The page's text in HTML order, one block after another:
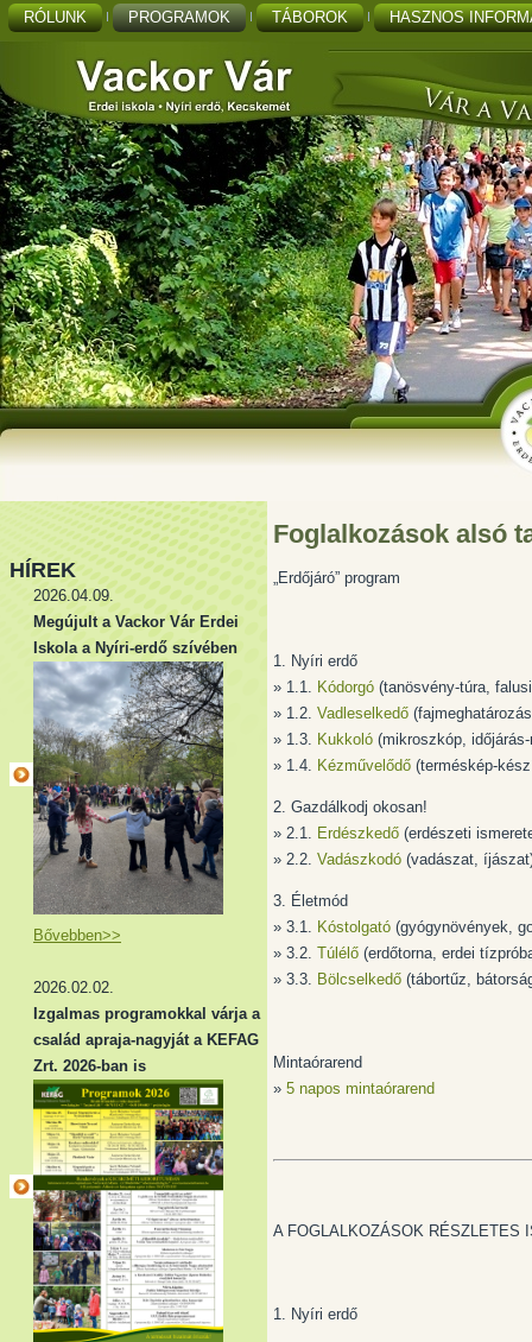
RÓLUNK PROGRAMOK TÁBOROK HASZNOS
HÍREK
2026.04.09.
Megújult a Vackor Vár Erdei
Iskola a Nyíri-erdő szívében
Bővebben>>
2026.02.02.
Izgalmas programokkal várja a
család apraja-nagyját a KEFAG
Zrt. 2026-ban is
Foglalkozások alsó
„Erdőjáró” program
1. Nyíri erdő
» 1.1. Kódorgó (tanösvény-túra,
» 1.2. Vadleselkedő
» 1.3. Kukkoló (mikroszkóp,
» 1.4. Kézművelődő (terméskép-
2. Gazdálkodj okosan!
» 2.1. Erdészkedő (erdészeti
» 2.2. Vadászkodó (vadászat,
3. Életmód
» 3.1. Kóstolgató (gyógynövények,
» 3.2. Túlélő (erdőtorna, erdei
» 3.3. Bölcselkedő (tábortűz,
Mintaórarend
» 5 napos mintaórarend
A FOGLALKOZÁSOK RÉSZLETES
1. Nyíri erdő